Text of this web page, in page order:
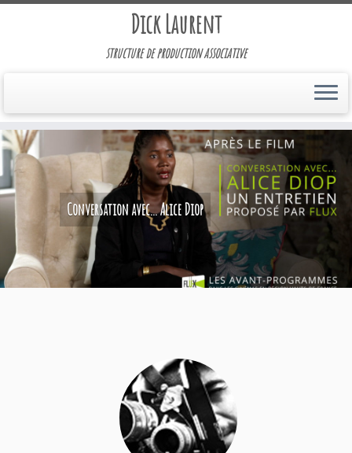
Dick Laurent
structure de production associative
Conversation avec... Alice Diop